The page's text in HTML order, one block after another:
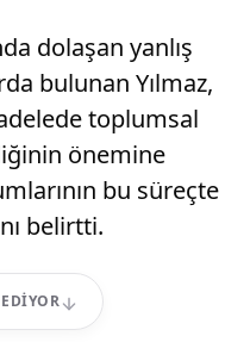
dolaşan yanlış
bulunan Yılmaz,
toplumsal
önemine
bu süreçte
belirtti.